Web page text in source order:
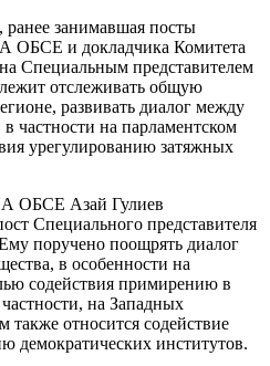
занимавшая посты
ОБСЕ и докладчика Комитета
Специальным представителем
отслеживать общую
развивать диалог между
частности на парламентском
урегулированию затяжных
ОБСЕ Азай Гулиев
Специального представителя
поручено поощрять диалог
в особенности на
содействия примирению в
на Западных
также относится содействие
демократических институтов.